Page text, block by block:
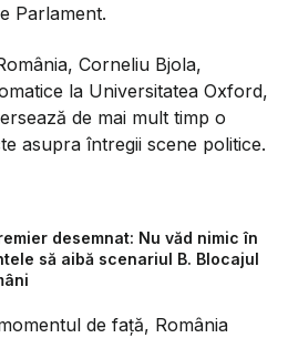
Parlament.
Corneliu Bjola,
la Universitatea Oxford,
de mai mult timp o
asupra întregii scene politice.
desemnat: Nu văd nimic în
să aibă scenariul B. Blocajul
de față, România